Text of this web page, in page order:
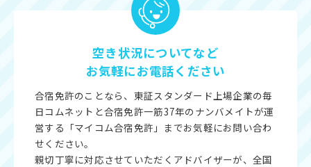
空き状況についてなど
お気軽にお電話ください
合宿免許のことなら、東証スタンダード上場企業の毎
日コムネットと合宿免許一筋37年のナンバメイトが運
営する「マイコム合宿免許」までお気軽にお問い合わ
せください。
親切丁寧に対応させていただくアドバイザーが、全国